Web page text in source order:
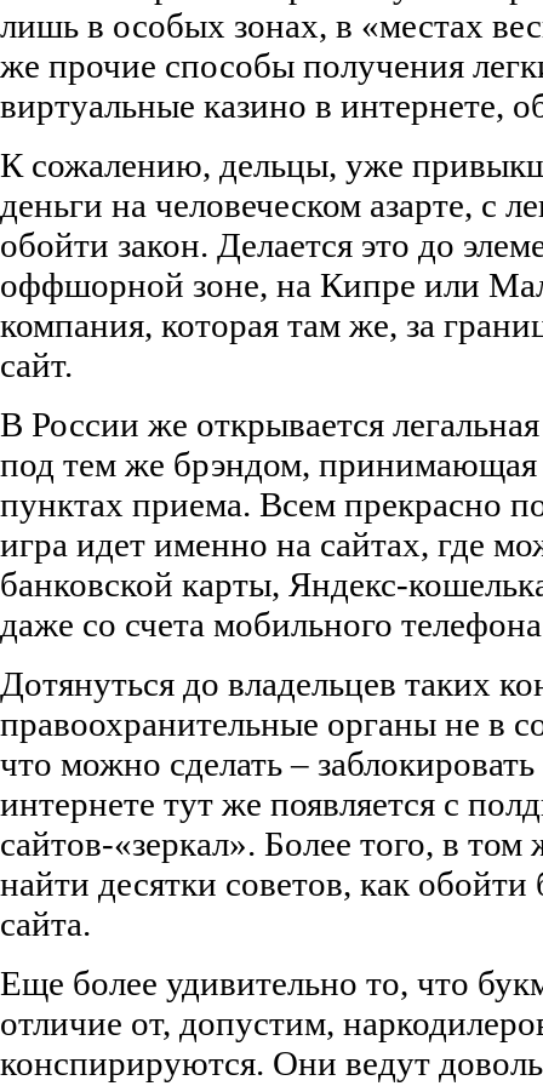
лишь в особых зонах, в «местах
же прочие способы получения
виртуальные казино в интернете,
К сожалению, дельцы, уже
деньги на человеческом азарте, с
обойти закон. Делается это до
оффшорной зоне, на Кипре или
компания, которая там же, за
сайт.
В России же открывается
под тем же брэндом, принимающая
пунктах приема. Всем прекрасно
игра идет именно на сайтах, где
банковской карты, Яндекс-
даже со счета мобильного
Дотянуться до владельцев таких
правоохранительные органы не в
что можно сделать –
интернете тут же появляется с
сайтов-«зеркал». Более того, в
найти десятки советов, как
сайта.
Еще более удивительно то, что
отличие от, допустим,
конспирируются. Они ведут